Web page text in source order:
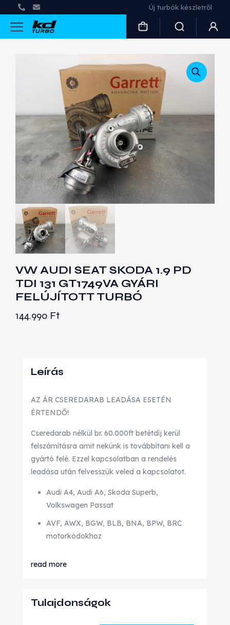
Új turbók készletről
VW AUDI SEAT SKODA 1.9 PD
TDI 131 GT1749VA GYÁRI
FELÚJÍTOTT TURBÓ
144.990 Ft
Leírás
AZ ÁR CSEREDARAB LEADÁSA ESETÉN
ÉRTENDŐ!
Cseredarab nélkül br. 60.000ft betétdíj kerül
felszámításra amit nekünk is továbbítani kell a
gyártó felé. Ezzel kapcsolatban a rendelés
leadása után felvesszük veled a kapcsolatot.
Audi A4, Audi A6, Skoda Superb,
Volkswagen Passat
AVF, AWX, BGW, BLB, BNA, BPW, BRC
motorkódokhoz
read more
Tulajdonságok